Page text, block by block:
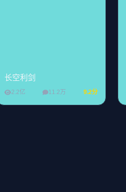
长空利剑
2.2亿 11.2万 9.2分